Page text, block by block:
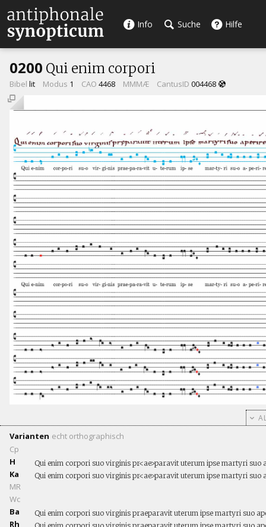
Info Suche Hilfe
0200 Qui enim corpori
Bibel lit Modus 1 CAO 4468 MMMÆ CantusID 004468
Varianten echt orthographisch
Cp
H
Qui enim corpori suo virginis pr<ae>paravit uterum ipse martyri suo
Ka Qui enim corpori suo virginis pr<ae>paravit uterum ipse martyri suo
MR
Wc
Ba
Qui enim corpori suo virginis praeparavit uterum ipse martyri suo
Rh